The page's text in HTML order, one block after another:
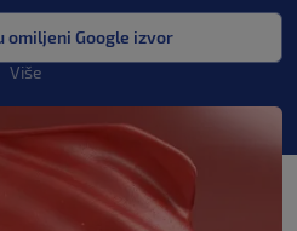
omiljeni Google izvor
Više